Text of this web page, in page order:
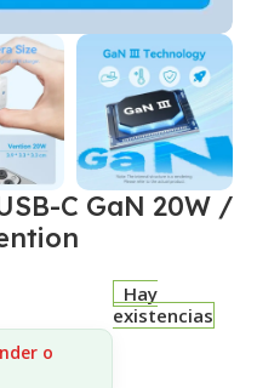
C GaN 20W /
o
Hay
existencias